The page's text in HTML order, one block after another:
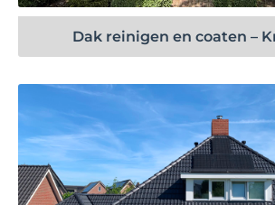
Dak reinigen en coaten –